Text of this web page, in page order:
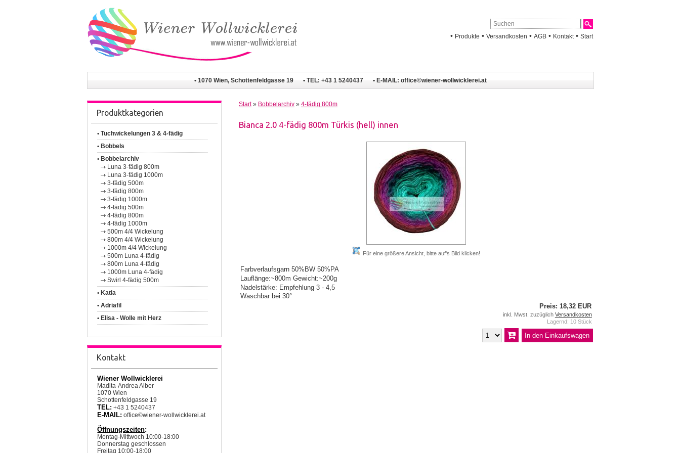
• Produkte • Versandkosten • AGB • Kontakt • Start
• 1070 Wien, Schottenfeldgasse 19 • TEL: +43 1 5240437 • E-MAIL:office©wiener-wollwicklerei.at
Produktkategorien
• Tuchwickelungen 3 & 4-fädig
• Bobbels
• Bobbelarchiv
Luna 3-fädig 800m
Luna 3-fädig 1000m
3-fädig 500m
3-fädig 800m
3-fädig 1000m
4-fädig 500m
4-fädig 800m
4-fädig 1000m
500m 4/4 Wickelung
800m 4/4 Wickelung
1000m 4/4 Wickelung
500m Luna 4-fädig
800m Luna 4-fädig
1000m Luna 4-fädig
Swirl 4-fädig 500m
• Katia
• Adriafil
• Elisa - Wolle mit Herz
Kontakt
Wiener Wollwicklerei
Madita-Andrea Alber
1070 Wien
Schottenfeldgasse 19
TEL: +43 1 5240437
E-MAIL: office©wiener-wollwicklerei.at
Öffnungszeiten:
Montag-Mittwoch 10:00-18:00
Donnerstag geschlossen
Freitag 10:00-18:00
Start» Bobbelarchiv » 4-fädig 800m
Bianca 2.0 4-fädig 800m Türkis (hell) innen
Für eine größere Ansicht, bitte auf's Bild klicken!
Farbverlaufsgarn 50%BW 50%PA
Lauflänge:~800m Gewicht:~200g
Nadelstärke: Empfehlung 3 - 4,5
Waschbar bei 30°
Preis: 18,32 EUR
inkl. Mwst. zuzüglich Versandkosten
Lagernd: 10 Stück